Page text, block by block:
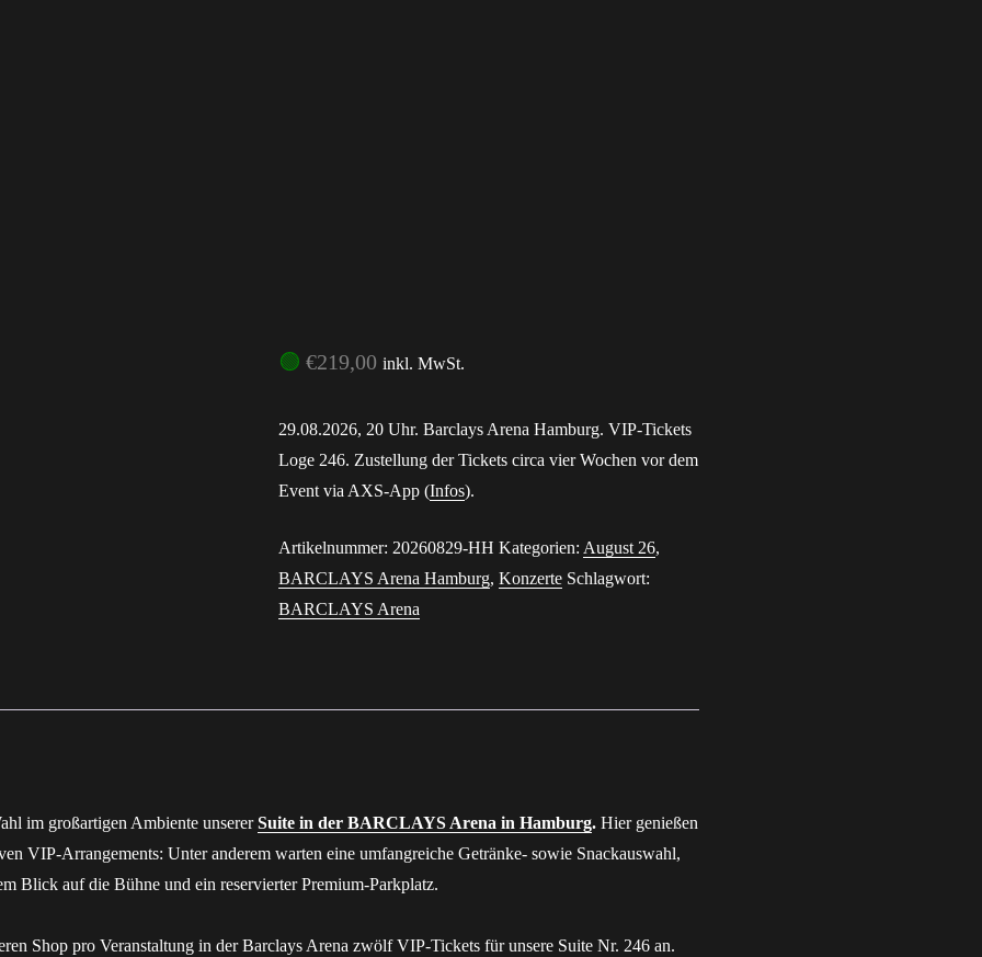
🟢 €219,00 inkl. MwSt.
29.08.2026, 20 Uhr. Barclays Arena Hamburg. VIP-Tickets
Loge 246. Zustellung der Tickets circa vier Wochen vor dem
Event via AXS-App (Infos).
Artikelnummer: 20260829-HH Kategorien: August 26,
BARCLAYS Arena Hamburg, Konzerte Schlagwort:
BARCLAYS Arena
im großartigen Ambiente unsererSuite in der BARCLAYS Arena in Hamburg. Hier genießen
VIP-Arrangements: Unter anderem warten eine umfangreiche Getränke- sowie Snackauswahl,
Blick auf die Bühne und ein reservierter Premium-Parkplatz.
Shop pro Veranstaltung in der Barclays Arena zwölf VIP-Tickets für unsere Suite Nr. 246 an.